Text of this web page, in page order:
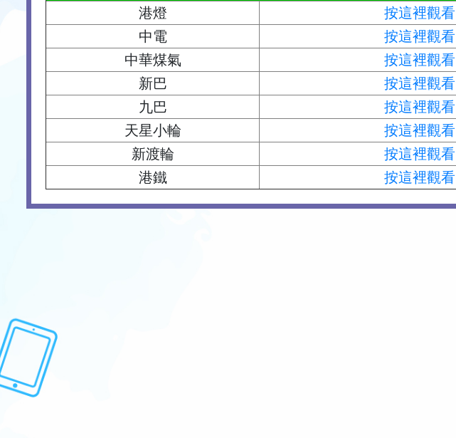
港燈
按這裡觀看
中電
按這裡觀看
中華煤氣
按這裡觀看
新巴
按這裡觀看
九巴
按這裡觀看
天星小輪
按這裡觀看
新渡輪
按這裡觀看
港鐵
按這裡觀看